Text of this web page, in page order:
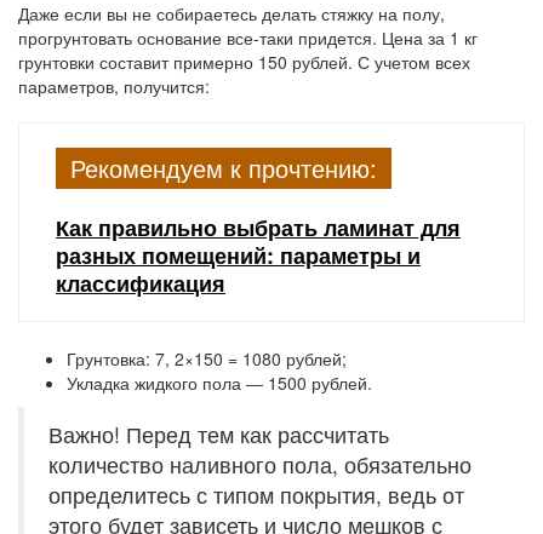
Даже если вы не собираетесь делать стяжку на полу,
прогрунтовать основание все-таки придется. Цена за 1 кг
грунтовки составит примерно 150 рублей. С учетом всех
параметров, получится:
Рекомендуем к прочтению:
Как правильно выбрать ламинат для
разных помещений: параметры и
классификация
Грунтовка: 7, 2×150 = 1080 рублей;
Укладка жидкого пола ― 1500 рублей.
Важно! Перед тем как рассчитать
количество наливного пола, обязательно
определитесь с типом покрытия, ведь от
этого будет зависеть и число мешков с